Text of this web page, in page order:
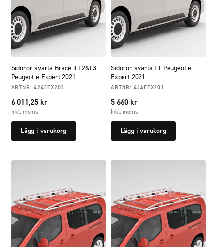
Sidorör svarta Brace-it L2&L3
Peugeot e-Expert 2021+
ARTNR: 424EEX205
6 011,25 kr
Inkl. moms
Lägg i varukorg
Sidorör svarta L1 Peugeot e-
Expert 2021+
ARTNR: 424EEX201
5 660 kr
Inkl. moms
Lägg i varukorg